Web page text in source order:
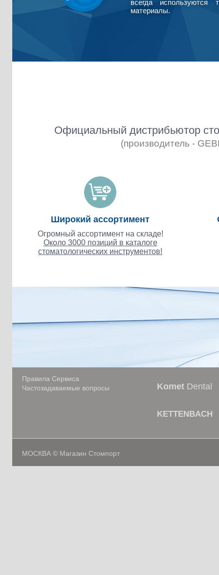
всегда используются
материалы.
Официальный дистрибьютор
(производитель -
Широкий ассортимент
Огромный ассортимент на складе!
Около 3000 позиций в каталоге
стоматологических инструментов!
Правила Сервиса
Частозадаваемые вопросы
Komet Dental
KETTENBACH
МОСКВА © Магазин Стомпорт